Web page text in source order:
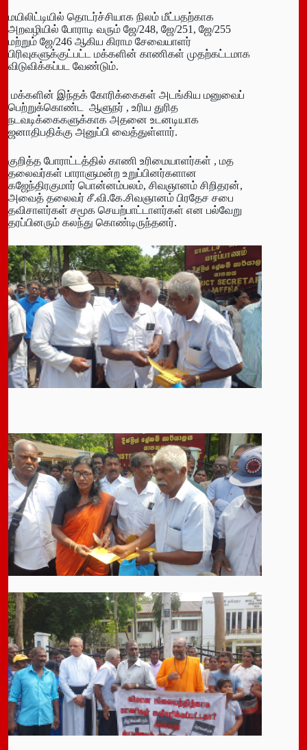
மயிலிட்டியில் தொடர்ச்சியாக நிலம் மீட்பதற்காக
அறவழியில் போராடி வரும் ஜே/248, ஜே/251, ஜே/255
மற்றும் ஜே/246 ஆகிய கிராம சேவையாளர்
பிரிவுகளுக்குட்பட்ட மக்களின் காணிகள் முதற்கட்டமாக
விடுவிக்கப்பட வேண்டும்.
மக்களின் இந்தக் கோரிக்கைகள் அடங்கிய மனுவைப்
பெற்றுக்கொண்ட ஆளுநர் , உரிய துரித
நடவடிக்கைகளுக்காக அதனை உடனடியாக
ஜனாதிபதிக்கு அனுப்பி வைத்துள்ளார்.
குறித்த போராட்டத்தில் காணி உரிமையாளர்கள் , மத
தலைவர்கள் பாராளுமன்ற உறுப்பினர்களான
கஜேந்திரகுமார் பொன்னம்பலம், சிவஞானம் சிறிதரன்,
அவைத் தலைவர் சீ.வி.கே.சிவஞானம் பிரதேச சபை
தவிசாளர்கள் சமூக செயற்பாட்டாளர்கள் என பல்வேறு
தரப்பினரும் கலந்து கொண்டிருந்தனர்.